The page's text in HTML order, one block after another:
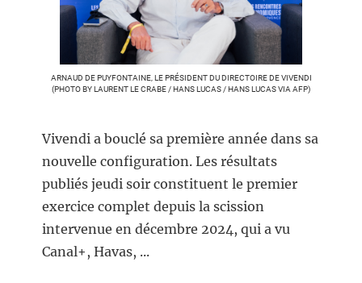
ARNAUD DE PUYFONTAINE, LE PRÉSIDENT DU DIRECTOIRE DE VIVENDI
(PHOTO BY LAURENT LE CRABE / HANS LUCAS / HANS LUCAS VIA AFP)
Vivendi a bouclé sa première année dans sa
nouvelle configuration. Les résultats
publiés jeudi soir constituent le premier
exercice complet depuis la scission
intervenue en décembre 2024, qui a vu
Canal+, Havas, ...